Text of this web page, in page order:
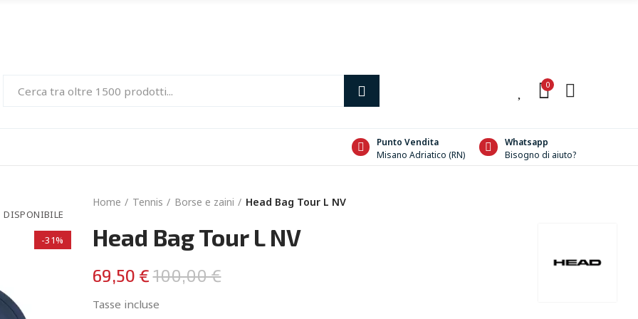
0
Punto Vendita
Misano Adriatico (RN)
Whatsapp
Bisogno di aiuto?
DISPONIBILE
-31%
Home Tennis Borse e zaini Head Bag Tour L NV
Head Bag Tour L NV
69,50 €100,00 €
Tasse incluse